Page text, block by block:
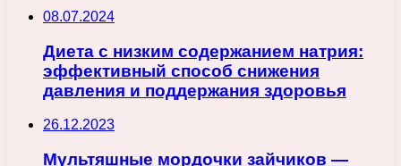
08.07.2024
Диета с низким содержанием натрия:
эффективный способ снижения
давления и поддержания здоровья
26.12.2023
Мультяшные мордочки зайчиков —